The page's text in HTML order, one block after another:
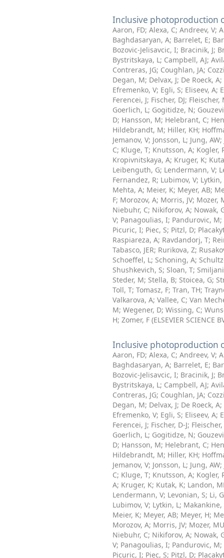
Inclusive photoproduction
Aaron, FD; Alexa, C; Andreev, V;
Baghdasaryan, A; Barrelet, E;
Bozovic-Jelisavcic, I; Bracinik, J;
Bystritskaya, L; Campbell, AJ;
Contreras, JG; Coughlan, JA;
Degan, M; Delvax, J; De Roeck, A;
Efremenko, V; Egli, S; Eliseev, A;
Ferencei, J; Fischer, DJ; Fleischer,
Goerlich, L; Gogitidze, N;
D; Hansson, M; Helebrant, C;
Hildebrandt, M; Hiller, KH;
Jemanov, V; Jonsson, L; Jung, AW;
C; Kluge, T; Knutsson, A; Kogler,
Kropivnitskaya, A; Kruger, K;
Leibenguth, G; Lendermann, V;
Fernandez, R; Lubimov, V; Lytkin,
Mehta, A; Meier, K; Meyer, AB;
F; Morozov, A; Morris, JV; Mozer,
Niebuhr, C; Nikiforov, A; Nowak,
V; Panagoulias, I; Pandurovic, M;
Picuric, I; Piec, S; Pitzl, D;
Raspiareza, A; Ravdandorj, T;
Tabasco, JER; Rurikova, Z;
Schoeffel, L; Schoning, A;
Shushkevich, S; Sloan, T;
Steder, M; Stella, B; Stoicea, G;
Toll, T; Tomasz, F; Tran, TH;
Valkarova, A; Vallee, C; Van
M; Wegener, D; Wissing, C;
H; Zomer, F (ELSEVIER SCIENCE
Inclusive photoproduction
Aaron, FD; Alexa, C; Andreev, V;
Baghdasaryan, A; Barrelet, E;
Bozovic-Jelisavcic, I; Bracinik, J;
Bystritskaya, L; Campbell, AJ;
Contreras, JG; Coughlan, JA;
Degan, M; Delvax, J; De Roeck, A;
Efremenko, V; Egli, S; Eliseev, A;
Ferencei, J; Fischer, D-J;
Goerlich, L; Gogitidze, N;
D; Hansson, M; Helebrant, C;
Hildebrandt, M; Hiller, KH;
Jemanov, V; Jonsson, L; Jung, AW;
C; Kluge, T; Knutsson, A; Kogler,
A; Kruger, K; Kutak, K; Landon,
Lendermann, V; Levonian, S; Li, G
Lubimov, V; Lytkin, L; Makankine,
Meier, K; Meyer, AB; Meyer, H;
Morozov, A; Morris, JV; Mozer, MU
Niebuhr, C; Nikiforov, A; Nowak,
V; Panagoulias, I; Pandurovic, M;
Picuric, I; Piec, S; Pitzl, D;